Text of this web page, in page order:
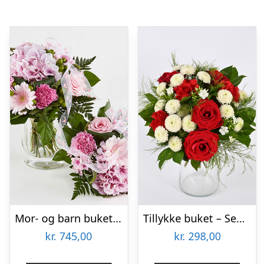
Mor- og barn buket i lyserød – Send blomster med Bloomit
kr. 745,00
Tillykke buket – Send blomster med Bloomit
kr. 298,00